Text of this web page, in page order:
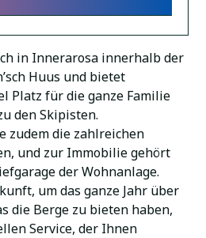
in Innerarosa innerhalb der
Huus und bietet
Platz für die ganze Familie
den Skipisten.
zudem die zahlreichen
und zur Immobilie gehört
der Wohnanlage.
um das ganze Jahr über
die Berge zu bieten haben,
Service, der Ihnen